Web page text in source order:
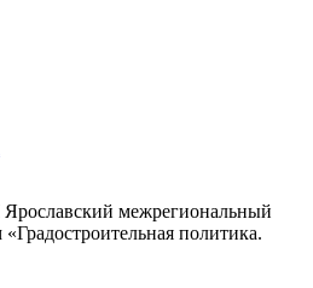
межрегиональный
политика.